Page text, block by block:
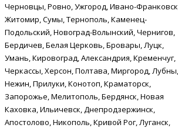
Черновцы, Ровно, Ужгород, Ивано-Франковск,
Житомир, Сумы, Тернополь, Каменец-
Подольский, Новоград-Волынский, Чернигов,
Бердичев, Белая Церковь, Бровары, Луцк,
Умань, Кировоград, Александрия, Кременчуг,
Черкассы, Херсон, Полтава, Миргород, Лубны,
Нежин, Прилуки, Конотоп, Краматорск,
Запорожье, Мелитополь, Бердянск, Новая
Каховка, Ильичевск, Днепродзержинск,
Апостолово, Никополь, Кривой Рог, Луганск,